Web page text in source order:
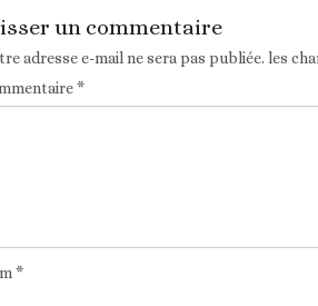
un commentaire
adresse e-mail ne sera pas publiée. les
*
*